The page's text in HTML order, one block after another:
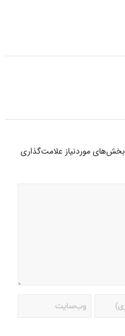
بخش‌های موردنیاز علامت‌گذاری